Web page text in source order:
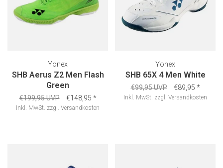
Yonex
SHB Aerus Z2 Men Flash
Green
€199,95 UVP €148,95 *
Inkl. MwSt. zzgl. Versandkosten
Yonex
SHB 65X 4 Men White
€99,95 UVP €89,95 *
Inkl. MwSt. zzgl. Versandkosten